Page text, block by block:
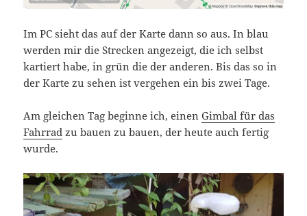
Im PC sieht das auf der Karte dann so aus. In blau
werden mir die Strecken angezeigt, die ich selbst
kartiert habe, in grün die der anderen. Bis das so in
der Karte zu sehen ist vergehen ein bis zwei Tage.
Am gleichen Tag beginne ich, einenGimbal für das
Fahrrad zu bauen zu bauen, der heute auch fertig
wurde.